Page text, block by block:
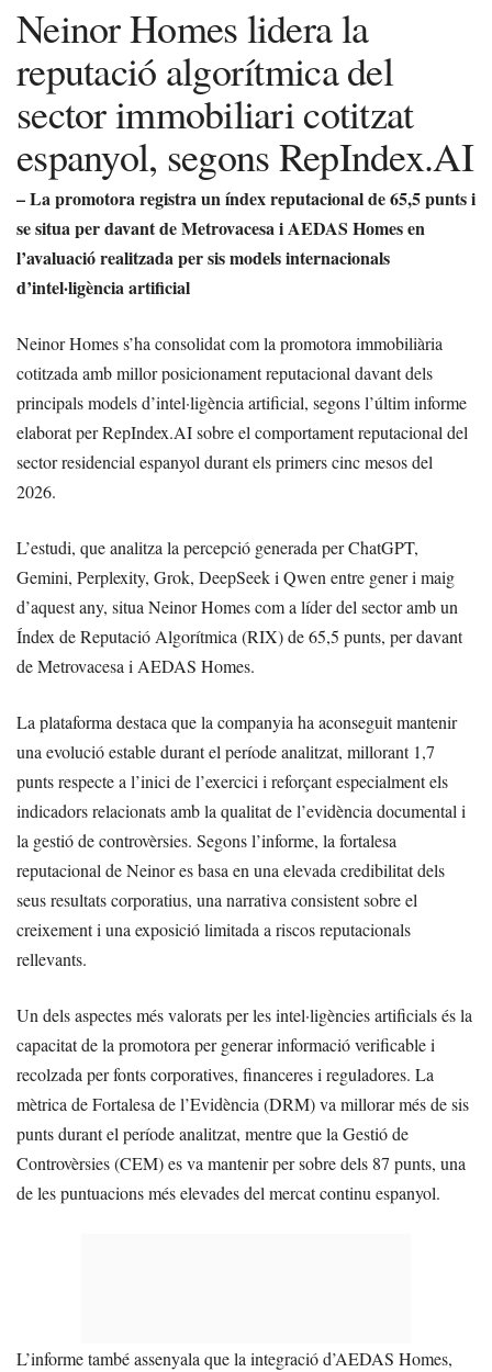
Neinor Homes lidera la
reputació algorítmica del
sector immobiliari cotitzat
espanyol, segons RepIndex.AI
– La promotora registra un índex reputacional de 65,5 punts i
se situa per davant de Metrovacesa i AEDAS Homes en
l’avaluació realitzada per sis models internacionals
d’intel·ligència artificial
Neinor Homes s’ha consolidat com la promotora immobiliària
cotitzada amb millor posicionament reputacional davant dels
principals models d’intel·ligència artificial, segons l’últim informe
elaborat per RepIndex.AI sobre el comportament reputacional del
sector residencial espanyol durant els primers cinc mesos del
2026.
L’estudi, que analitza la percepció generada per ChatGPT,
Gemini, Perplexity, Grok, DeepSeek i Qwen entre gener i maig
d’aquest any, situa Neinor Homes com a líder del sector amb un
Índex de Reputació Algorítmica (RIX) de 65,5 punts, per davant
de Metrovacesa i AEDAS Homes.
La plataforma destaca que la companyia ha aconseguit mantenir
una evolució estable durant el període analitzat, millorant 1,7
punts respecte a l’inici de l’exercici i reforçant especialment els
indicadors relacionats amb la qualitat de l’evidència documental i
la gestió de controvèrsies. Segons l’informe, la fortalesa
reputacional de Neinor es basa en una elevada credibilitat dels
seus resultats corporatius, una narrativa consistent sobre el
creixement i una exposició limitada a riscos reputacionals
rellevants.
Un dels aspectes més valorats per les intel·ligències artificials és la
capacitat de la promotora per generar informació verificable i
recolzada per fonts corporatives, financeres i reguladores. La
mètrica de Fortalesa de l’Evidència (DRM) va millorar més de sis
punts durant el període analitzat, mentre que la Gestió de
Controvèrsies (CEM) es va mantenir per sobre dels 87 punts, una
de les puntuacions més elevades del mercat continu espanyol.
L’informe també assenyala que la integració d’AEDAS Homes,